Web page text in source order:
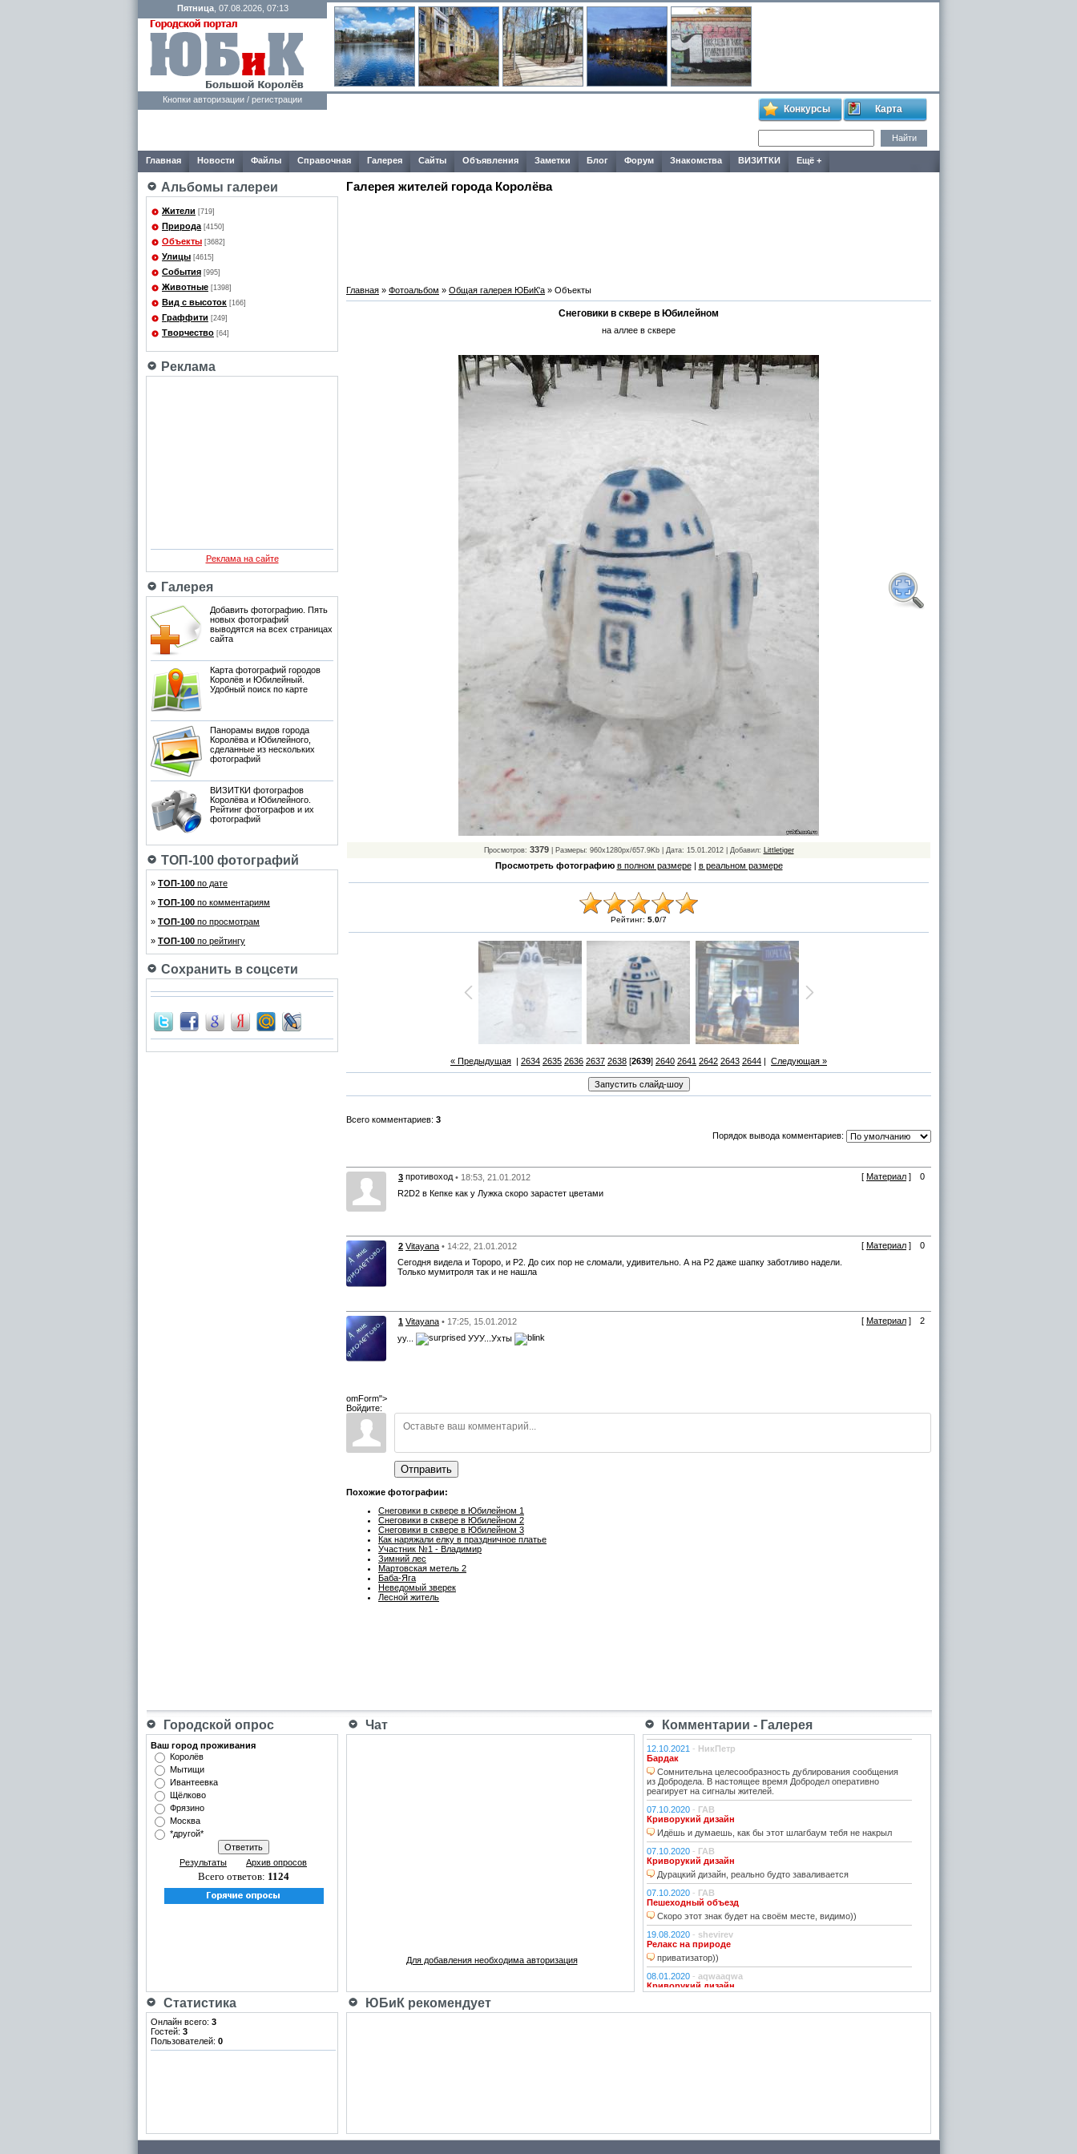
Пятница, 07.08.2026, 07:13
Кнопки авторизации / регистрации
Конкурсы Карта
Главная Новости Файлы Справочная Галерея Сайты Объявления Заметки Блог Форум Знакомства ВИЗИТКИ Ещё +
Альбомы галереи
Жители [719]
Природа [4150]
Объекты [3682]
Улицы [4615]
События [995]
Животные [1398]
Вид с высоток [166]
Граффити [249]
Творчество [64]
Реклама
Реклама на сайте
Галерея
Добавить фотографию. Пять
новых фотографий
выводятся на всех страницах
сайта
Карта фотографий городов
Королёв и Юбилейный.
Удобный поиск по карте
Панорамы видов города
Королёва и Юбилейного,
сделанные из нескольких
фотографий
ВИЗИТКИ фотографов
Королёва и Юбилейного.
Рейтинг фотографов и их
фотографий
ТОП-100 фотографий
» ТОП-100 по дате
» ТОП-100 по комментариям
» ТОП-100 по просмотрам
» ТОП-100 по рейтингу
Сохранить в соцсети
Галерея жителей города Королёва
Главная » Фотоальбом » Общая галерея ЮБиК'a » Объекты
Снеговики в сквере в Юбилейном
на аллее в сквере
Просмотров: 3379| Размеры: 960x1280px/657.9Kb | Дата: 15.01.2012 | Добавил: Littletiger
Просмотреть фотографию в полном размере| в реальном размере
Рейтинг: 5.0/7
« Предыдущая | 2634 2635 2636 2637 2638 [2639] 2640 2641 2642 2643 2644 | Следующая »
Всего комментариев: 3
Порядок вывода комментариев:
[ Материал ] 0
3 противоход • 18:53, 21.01.2012
R2D2 в Кепке как у Лужка скоро зарастет цветами
[ Материал ] 0
2 Vitayana • 14:22, 21.01.2012
Сегодня видела и Тороро, и Р2. До сих пор не сломали, удивительно. А на Р2 даже шапку заботливо надели.
Только мумитроля так и не нашла
[ Материал ] 2
1 Vitayana • 17:25, 15.01.2012
уу...
УУУ...Ухты
omForm">
Войдите:
Отправить
Похожие фотографии:
Снеговики в сквере в Юбилейном 1
Снеговики в сквере в Юбилейном 2
Снеговики в сквере в Юбилейном 3
Как наряжали елку в праздничное платье
Участник №1 - Владимир
Зимний лес
Мартовская метель 2
Баба-Яга
Неведомый зверек
Лесной житель
Городской опрос Чат Комментарии - Галерея
Ваш город проживания
Королёв
Мытищи
Ивантеевка
Щёлково
Фрязино
Москва
*другой*
Результаты Архив опросов
Всего ответов: 1124
Для добавления необходима авторизация
12.10.2021 - НикПетр
Бардак
Сомнительна целесообразность дублирования сообщения
из Добродела. В настоящее время Добродел оперативно
реагирует на сигналы жителей.
07.10.2020 - ГАВ
Криворукий дизайн
Идёшь и думаешь, как бы этот шлагбаум тебя не накрыл
07.10.2020 - ГАВ
Криворукий дизайн
Дурацкий дизайн, реально будто заваливается
07.10.2020 - ГАВ
Пешеходный объезд
Скоро этот знак будет на своём месте, видимо))
19.08.2020 - shevirev
Релакс на природе
приватизатор))
08.01.2020 - aqwaaqwa
Криворукий дизайн
По предпросмотру фото показалось, что это гриб в листьях
Статистика ЮБиК рекомендует
Онлайн всего: 3
Гостей: 3
Пользователей: 0